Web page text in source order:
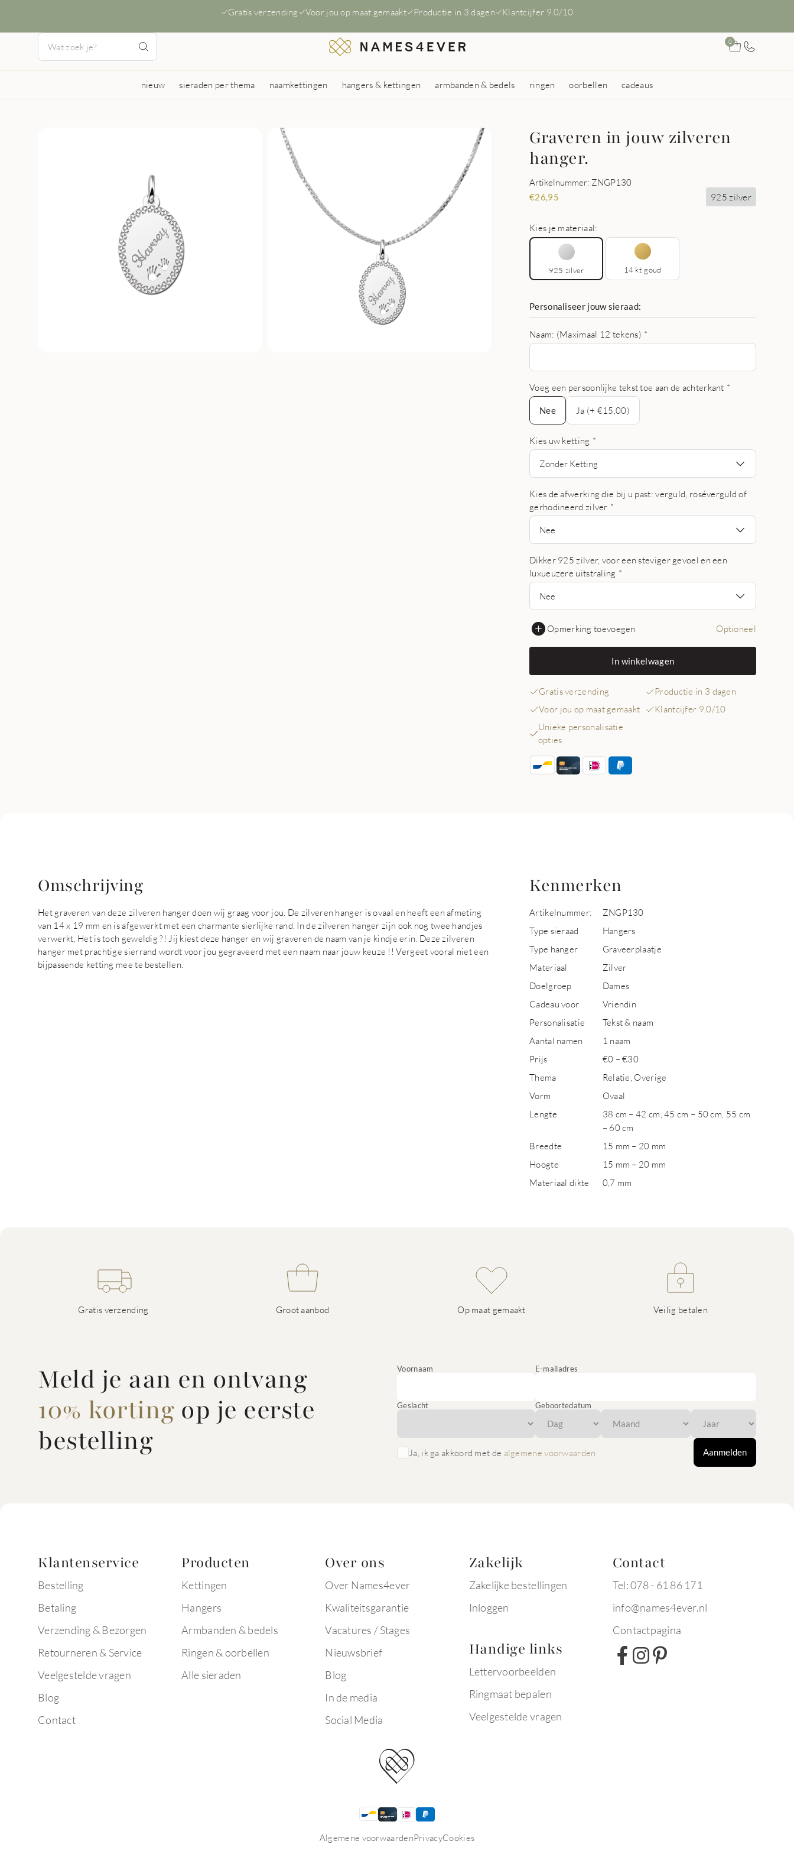
Gratis verzending Voor jou op maat gemaakt Productie in 3 dagen Klantcijfer 9.0/10
0
nieuw sieraden per thema naamkettingen hangers & kettingen armbanden & bedels ringen oorbellen cadeaus
Graveren in jouw zilveren
hanger.
Artikelnummer: ZNGP130
€26,95 925 zilver
Kies je materiaal:
925 zilver 14 kt goud
Personaliseer jouw sieraad:
Naam: (Maximaal 12 tekens) *
Voeg een persoonlijke tekst toe aan de achterkant *
Nee
Nee
Ja (+ €15,00)
Kies uw ketting *
Zonder Ketting
Kies de afwerking die bij u past: verguld, roséverguld of
gerhodineerd zilver *
Nee
Dikker 925 zilver, voor een steviger gevoel en een
luxueuzere uitstraling *
Nee
Opmerking toevoegen Optioneel
In winkelwagen
Gratis verzending
Productie in 3 dagen
Voor jou op maat gemaakt
Klantcijfer 9,0/10
Unieke personalisatie
opties
Omschrijving
Het graveren van deze zilveren hanger doen wij graag voor jou. De zilveren hanger is ovaal en heeft een afmeting
van 14 x 19 mm en is afgewerkt met een charmante sierlijke rand. In de zilveren hanger zijn ook nog twee handjes
verwerkt, Het is toch geweldig ?! Jij kiest deze hanger en wij graveren de naam van je kindje erin. Deze zilveren
hanger met prachtige sierrand wordt voor jou gegraveerd met een naam naar jouw keuze !! Vergeet vooral niet een
bijpassende ketting mee te bestellen.
Kenmerken
Artikelnummer:
ZNGP130
Type sieraad
Hangers
Type hanger
Graveerplaatje
Materiaal
Zilver
Doelgroep
Dames
Cadeau voor
Vriendin
Personalisatie
Tekst & naam
Aantal namen
1 naam
Prijs
€0 – €30
Thema
Relatie, Overige
Vorm
Ovaal
Lengte
38 cm – 42 cm, 45 cm – 50 cm, 55 cm
– 60 cm
Breedte
15 mm – 20 mm
Hoogte
15 mm – 20 mm
Materiaal dikte
0,7 mm
Gratis verzending Groot aanbod Op maat gemaakt Veilig betalen
Meld je aan en ontvang
10% korting op je eerste
bestelling
Voornaam E-mailadres
Geslacht Geboortedatum
Ja, ik ga akkoord met de algemene voorwaarden Aanmelden
Klantenservice
Bestelling
Betaling
Verzending & Bezorgen
Retourneren & Service
Veelgestelde vragen
Blog
Contact
Producten
Kettingen
Hangers
Armbanden & bedels
Ringen & oorbellen
Alle sieraden
Over ons
Over Names4ever
Kwaliteitsgarantie
Vacatures / Stages
Nieuwsbrief
Blog
In de media
Social Media
Zakelijk
Zakelijke bestellingen
Inloggen
Handige links
Lettervoorbeelden
Ringmaat bepalen
Veelgestelde vragen
Contact
Tel: 078 - 61 86 171
info@names4ever.nl
Contactpagina
Algemene voorwaardenPrivacyCookies